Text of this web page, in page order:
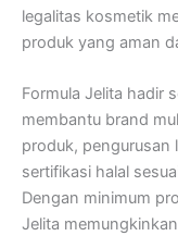
legalitas kosmetik
produk yang aman
Formula Jelita hadir
membantu brand
produk, pengurusan
sertifikasi halal
Dengan minimum
Jelita